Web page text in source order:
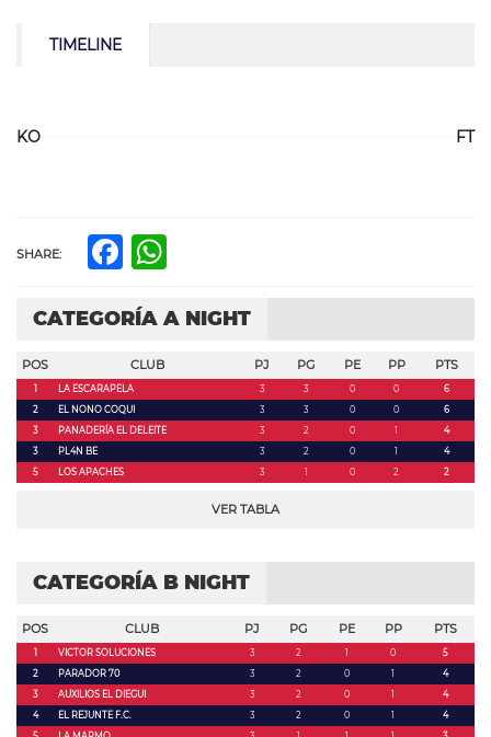
TIMELINE
KO FT
SHARE: Facebook
CATEGORÍA A NIGHT
POS CLUB PJ PG PE PP PTS
1 LA ESCARAPELA 3 3 0 0
6
2
EL NONO COQUI 3 3 0 0
6
3
PANADERÍA EL DELEITE 3 2 0 1
4
3
PL4N BE 3 2 0 1
4
5
LOS APACHES 3 1 0 2 2
VER TABLA
CATEGORÍA B NIGHT
POS CLUB PJ PG PE PP PTS
1 VICTOR SOLUCIONES 3 2 1 0
5
2
PARADOR 70 3 2 0 1
4
3
AUXILIOS EL DIEGUI 3 2 0 1
4
4
EL REJUNTE F.C. 3 2 0 1
4